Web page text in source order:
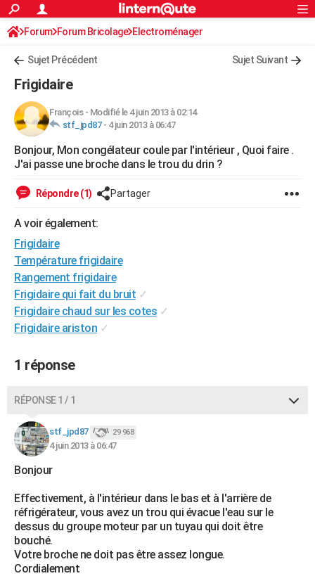
ACTUALITÉS
Politique
Société
Faits Divers
Education
Monde
Villes
+
FINANCE
Retraite
Impôts
Epargne
Immobilier
Risques naturels par ville
Banque
Assurance
Crédit
AUTO
Essais
Réserver un essai
Citadines
Berlines
SUV
Forum auto
+HIGH-TECH
Mobiles
Meilleur smartphone
Internet
Ordinateurs
Jeux vidéo
Guide high-tech
BRICOLAGE
WEEK-END
Guides de France
Escapades
Patrimoine
Expositions
Musées
Week-end nature
+LIFESTYLE
Art de vivre
Bien-être
Loisirs
ModeModes de vie
SANTE
Alimentation
Guide de la santé
Maladies
Médicaments
Sommeil
VOYAGE
Destinations
City break
Voyage nature
Voyage de noces
Forum
Climat
PHOTO
GUIDES D'ACHAT
Carte de Noël
Carte Bonne année
Carte Saint-Valentin
Carte Pâques
Carte d'anniversaire
DICTIONNAIRE
Dictionnaire
Biographies
Citations
Expressions
Proverbes
PROGRAMME TV
COPAINS D'AVANT
S'inscrire
Se connecter
Lycées
Collèges
Primaires
Universités
Entreprises
Service militaire
Avis de recherche
AVIS DE DÉCÈS
FORUM
S'inscrire
Connexion
Forum Forum Bricolage Electroménager
Sujet Précédent Sujet Suivant
Frigidaire
François- Modifié le 4 juin 2013 à 02:14
stf_jpd87- 4 juin 2013 à 06:47
Bonjour, Mon congélateur coule par l'intérieur , Quoi faire .
J'ai passe une broche dans le trou du drin ?
Répondre (1) Partager
A voir également:
Frigidaire
Température frigidaire
Rangement frigidaire
Frigidaire qui fait du bruit ✓
Frigidaire chaud sur les cotes ✓
Frigidaire ariston ✓
1 réponse
RÉPONSE 1 / 1
stf_jpd87 29 968
4 juin 2013 à 06:47
Bonjour
Effectivement, à l'intérieur dans le bas et à l'arrière de
réfrigérateur, vous avez un trou qui évacue l'eau sur le
dessus du groupe moteur par un tuyau qui doit être
bouché.
Votre broche ne doit pas être assez longue.
Cordialement